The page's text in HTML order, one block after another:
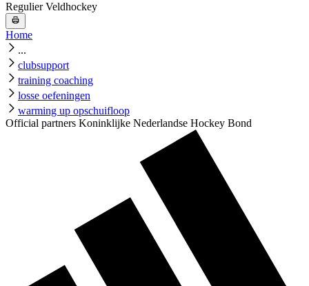
Regulier Veldhockey
Home
...
clubsupport
training coaching
losse oefeningen
warming up opschuifloop
Official partners Koninklijke Nederlandse Hockey Bond